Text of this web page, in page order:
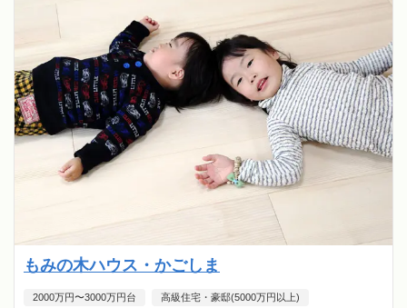
もみの木ハウス・かごしま
2000万円〜3000万円台 高級住宅・豪邸(5000万円以上)